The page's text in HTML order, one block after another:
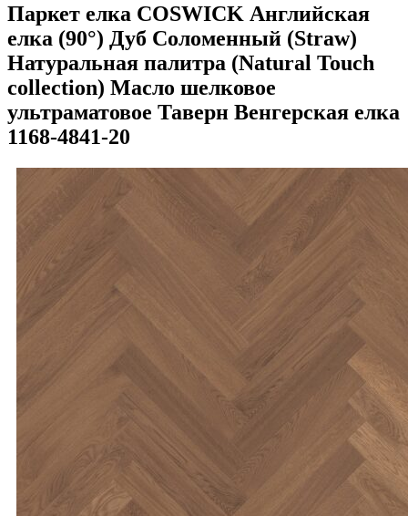
Паркет елка COSWICK Английская
елка (90°) Дуб Соломенный (Straw)
Натуральная палитра (Natural Touch
collection) Масло шелковое
ультраматовое Таверн Венгерская елка
1168-4841-20